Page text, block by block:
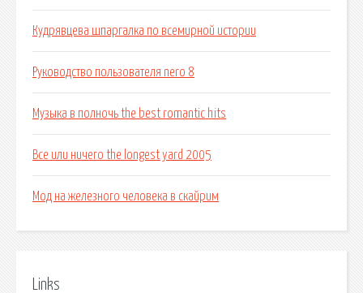
Кудрявцева шпаргалка по всемирной истории
Руководство пользователя nero 8
Музыка в полночь the best romantic hits
Все или ничего the longest yard 2005
Мод на железного человека в скайрим
Links